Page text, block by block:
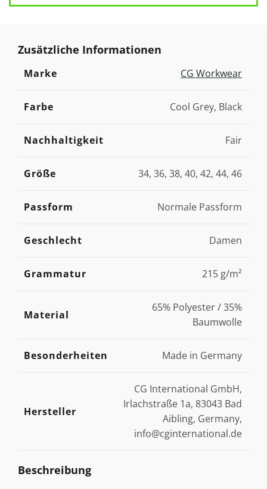
Zusätzliche Informationen
Marke CG Workwear
Farbe Cool Grey, Black
Nachhaltigkeit Fair
Größe 34, 36, 38, 40, 42, 44, 46
Passform Normale Passform
Geschlecht Damen
Grammatur 215 g/m²
Material
65% Polyester / 35%
Baumwolle
Besonderheiten Made in Germany
Hersteller
CG International GmbH,
Irlachstraße 1a, 83043 Bad
Aibling, Germany,
info@cginternational.de
Beschreibung